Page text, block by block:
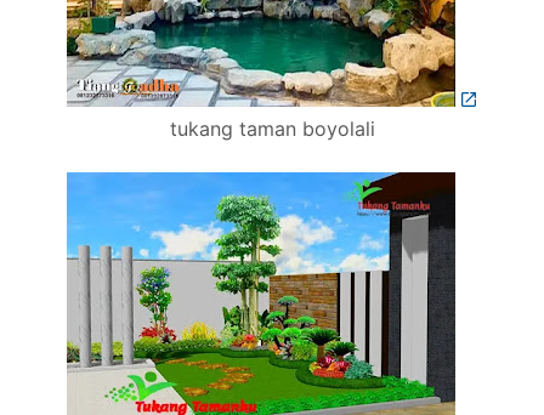
tukang taman boyolali